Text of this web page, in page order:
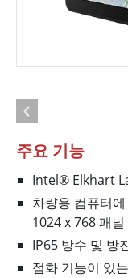
주요 기능
Intel® Elkhart
차량용 컴퓨터
1024 x 768 패널
IP65 방수 및 방
점화 기능이 있